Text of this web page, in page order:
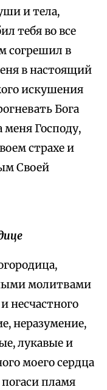
и тела,
тебя во все
согрешил в
в настоящий
искушения
Бога
меня Господу,
страхе и
Своей
молитвами
несчастного
неразумение,
лукавые и
моего сердца
пламя